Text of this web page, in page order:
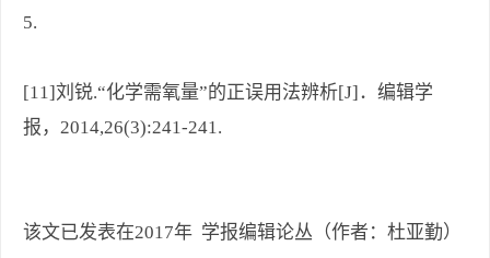
5.
[11]刘锐.“化学需氧量”的正误用法辨析[J]．编辑学
报，2014,26(3):241-241.
该文已发表在2017年 学报编辑论丛（作者：杜亚勤）